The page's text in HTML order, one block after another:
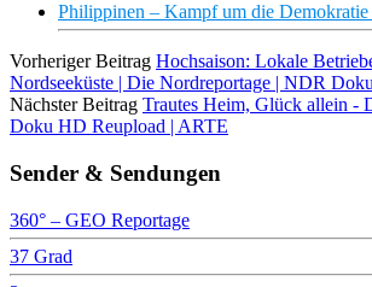
Philippinen – Kampf um die
Vorheriger Beitrag Hochsaison: Lokale
Nordseeküste | Die Nordreportage | NDR Doku
Nächster Beitrag Trautes Heim, Glück allein -
Doku HD Reupload | ARTE
Sender & Sendungen
360° – GEO Reportage
37 Grad